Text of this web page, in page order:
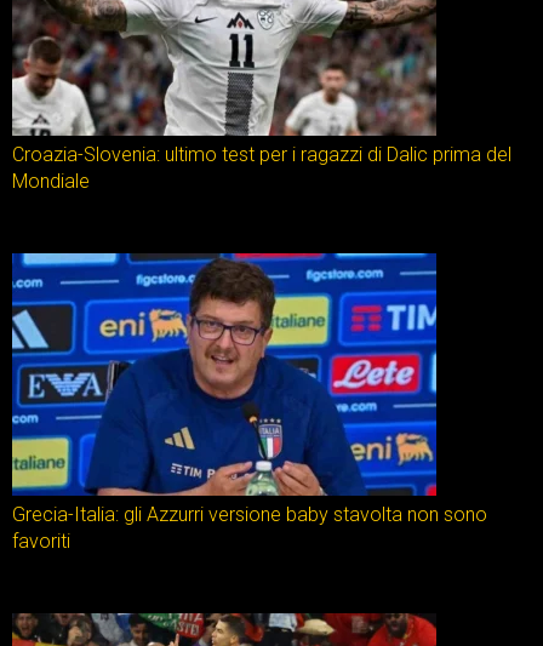
Croazia-Slovenia: ultimo test per i ragazzi di Dalic prima del
Mondiale
Grecia-Italia: gli Azzurri versione baby stavolta non sono
favoriti